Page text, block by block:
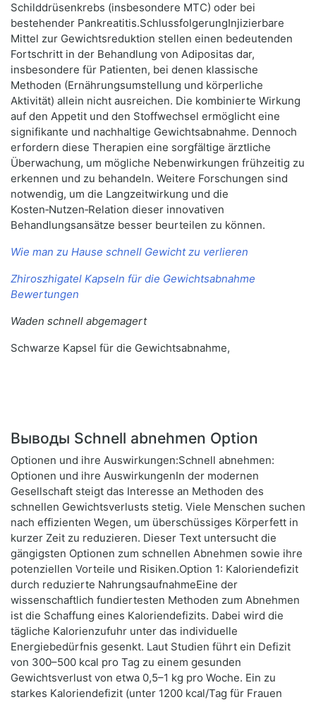
Schilddrüsenkrebs (insbesondere MTC) oder bei
bestehender Pankreatitis.SchlussfolgerungInjizierbare
Mittel zur Gewichtsreduktion stellen einen bedeutenden
Fortschritt in der Behandlung von Adipositas dar,
insbesondere für Patienten, bei denen klassische
Methoden (Ernährungsumstellung und körperliche
Aktivität) allein nicht ausreichen. Die kombinierte Wirkung
auf den Appetit und den Stoffwechsel ermöglicht eine
signifikante und nachhaltige Gewichtsabnahme. Dennoch
erfordern diese Therapien eine sorgfältige ärztliche
Überwachung, um mögliche Nebenwirkungen frühzeitig zu
erkennen und zu behandeln. Weitere Forschungen sind
notwendig, um die Langzeitwirkung und die
Kosten‑Nutzen‑Relation dieser innovativen
Behandlungsansätze besser beurteilen zu können.
Wie man zu Hause schnell Gewicht zu verlieren
Zhiroszhigatel Kapseln für die Gewichtsabnahme
Bewertungen
Waden schnell abgemagert
Schwarze Kapsel für die Gewichtsabnahme,
Выводы Schnell abnehmen Option
Optionen und ihre Auswirkungen:Schnell abnehmen:
Optionen und ihre AuswirkungenIn der modernen
Gesellschaft steigt das Interesse an Methoden des
schnellen Gewichtsverlusts stetig. Viele Menschen suchen
nach effizienten Wegen, um überschüssiges Körperfett in
kurzer Zeit zu reduzieren. Dieser Text untersucht die
gängigsten Optionen zum schnellen Abnehmen sowie ihre
potenziellen Vorteile und Risiken.Option 1: Kaloriendefizit
durch reduzierte NahrungsaufnahmeEine der
wissenschaftlich fundiertesten Methoden zum Abnehmen
ist die Schaffung eines Kaloriendefizits. Dabei wird die
tägliche Kalorienzufuhr unter das individuelle
Energiebedürfnis gesenkt. Laut Studien führt ein Defizit
von 300–500 kcal pro Tag zu einem gesunden
Gewichtsverlust von etwa 0,5–1 kg pro Woche. Ein zu
starkes Kaloriendefizit (unter 1200 kcal/Tag für Frauen